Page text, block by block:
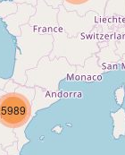
5989